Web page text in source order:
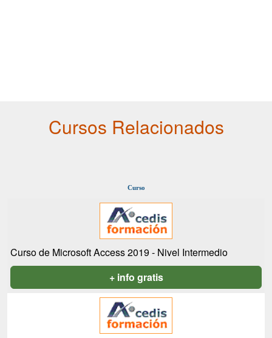
Cursos Relacionados
Curso
Curso de Microsoft Access 2019 - Nivel Intermedio
+ info gratis